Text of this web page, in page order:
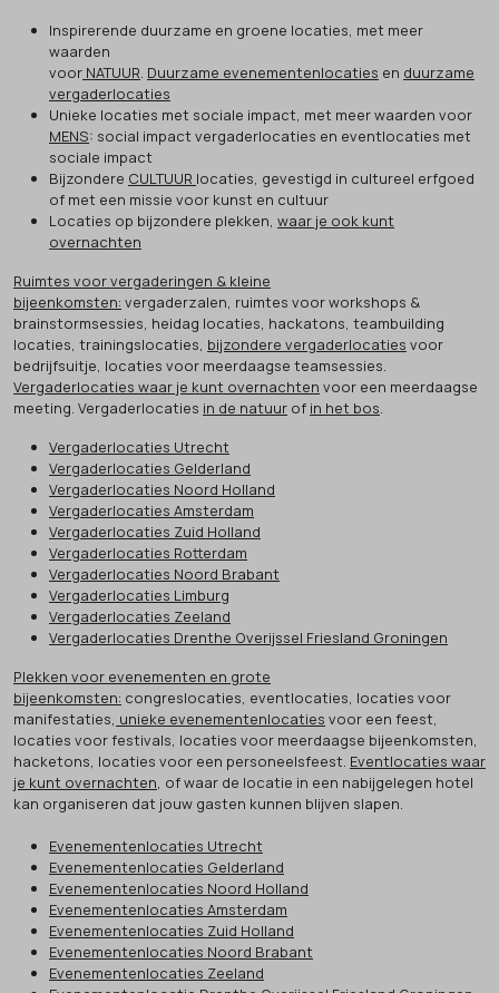
Inspirerende duurzame en groene locaties, met meer
waarden
voor NATUUR. Duurzame evenementenlocaties en duurzame
vergaderlocaties
Unieke locaties met sociale impact, met meer waarden voor
MENS: social impact vergaderlocaties en eventlocaties met
sociale impact
Bijzondere CULTUUR locaties, gevestigd in cultureel erfgoed
of met een missie voor kunst en cultuur
Locaties op bijzondere plekken, waar je ook kunt
overnachten
Ruimtes voor vergaderingen & kleine
bijeenkomsten: vergaderzalen, ruimtes voor workshops &
brainstormsessies, heidag locaties, hackatons, teambuilding
locaties, trainingslocaties, bijzondere vergaderlocaties voor
bedrijfsuitje, locaties voor meerdaagse teamsessies.
Vergaderlocaties waar je kunt overnachten voor een meerdaagse
meeting. Vergaderlocaties in de natuur of in het bos.
Vergaderlocaties Utrecht
Vergaderlocaties Gelderland
Vergaderlocaties Noord Holland
Vergaderlocaties Amsterdam
Vergaderlocaties Zuid Holland
Vergaderlocaties Rotterdam
Vergaderlocaties Noord Brabant
Vergaderlocaties Limburg
Vergaderlocaties Zeeland
Vergaderlocaties Drenthe Overijssel Friesland Groningen
Plekken voor evenementen en grote
bijeenkomsten: congreslocaties, eventlocaties, locaties voor
manifestaties, unieke evenementenlocaties voor een feest,
locaties voor festivals, locaties voor meerdaagse bijeenkomsten,
hacketons, locaties voor een personeelsfeest. Eventlocaties waar
je kunt overnachten, of waar de locatie in een nabijgelegen hotel
kan organiseren dat jouw gasten kunnen blijven slapen.
Evenementenlocaties Utrecht
Evenementenlocaties Gelderland
Evenementenlocaties Noord Holland
Evenementenlocaties Amsterdam
Evenementenlocaties Zuid Holland
Evenementenlocaties Noord Brabant
Evenementenlocaties Zeeland